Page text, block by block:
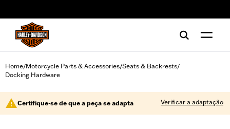
Home/Motorcycle Parts & Accessories/Seats & Backrests/
Docking Hardware
Certifique-se de que a peça se adapta Verificar a adaptação